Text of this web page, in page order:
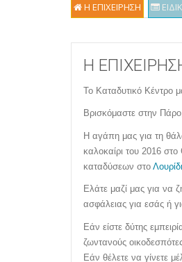
Η ΕΠΙΧΕΙΡΗΣΗ
Η
Το Καταδυτικό Κέντρο
Βρισκόμαστε στην
Η αγάπη μας για τη
καλοκαίρι του 2016 στο
καταδύσεων στο
Ελάτε μαζί μας για να
ασφάλειας για εσάς ή
Εάν είστε δύτης
ζωντανούς
Εάν θέλετε να γίνετε